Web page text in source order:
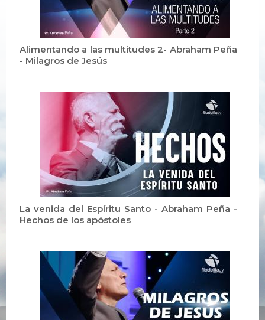
Alimentando a las multitudes 2- Abraham Peña
- Milagros de Jesús
La venida del Espíritu Santo - Abraham Peña -
Hechos de los apóstoles